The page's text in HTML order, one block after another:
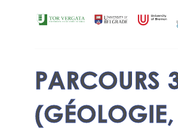
PARCOURS
(GÉOLOGIE,